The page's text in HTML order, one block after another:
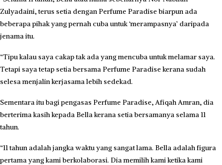
Zulyadaini, terus setia dengan Perfume Paradise biarpun ada
beberapa pihak yang pernah cuba untuk ‘merampasnya’ daripada
jenama itu.
“Tipu kalau saya cakap tak ada yang mencuba untuk melamar saya.
Tetapi saya tetap setia bersama Perfume Paradise kerana sudah
selesa menjalin kerjasama lebih sedekad.
Sementara itu bagi pengasas Perfume Paradise, Afiqah Amran, dia
berterima kasih kepada Bella kerana setia bersamanya selama 11
tahun.
“11 tahun adalah jangka waktu yang sangat lama. Bella adalah figura
pertama yang kami berkolaborasi. Dia memilih kami ketika kami